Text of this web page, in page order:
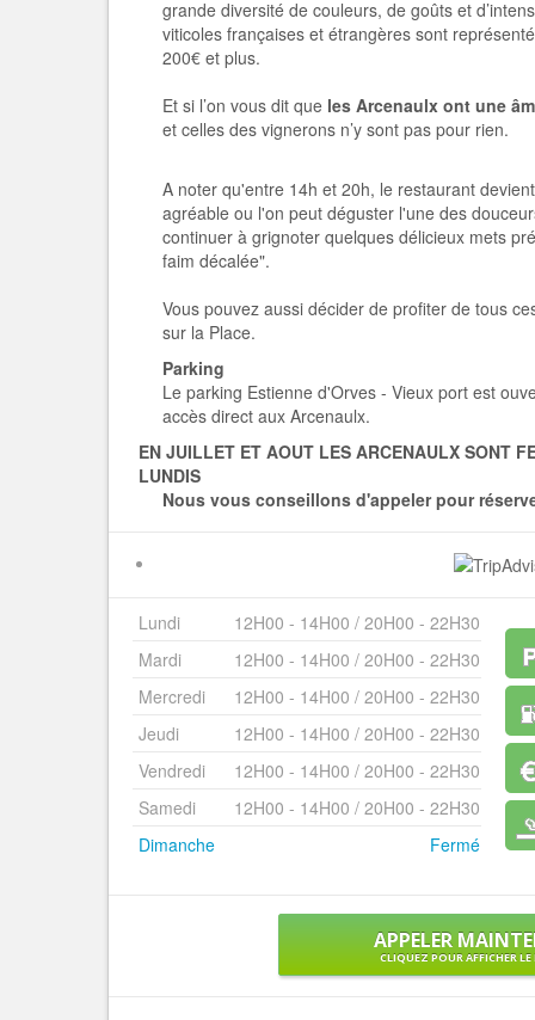
grande diversité de couleurs, de goûts et
viticoles françaises et étrangères sont
200€ et plus.
Et si l’on vous dit que les Arcenaulx ont une
et celles des vignerons n’y sont pas pour rien.
A noter qu'entre 14h et 20h, le restaurant
agréable ou l'on peut déguster l'une des
continuer à grignoter quelques délicieux mets
faim décalée".
Vous pouvez aussi décider de profiter de tous
sur la Place.
Parking
Le parking Estienne d'Orves - Vieux port est
accès direct aux Arcenaulx.
EN JUILLET ET AOUT LES ARCENAULX SONT
LUNDIS
Nous vous conseillons d'appeler pour
Lundi
12H00 - 14H00 / 20H00 - 22H30
Mardi
12H00 - 14H00 / 20H00 - 22H30
Mercredi
12H00 - 14H00 / 20H00 - 22H30
Jeudi
12H00 - 14H00 / 20H00 - 22H30
Vendredi
12H00 - 14H00 / 20H00 - 22H30
Samedi
12H00 - 14H00 / 20H00 - 22H30
Dimanche
Fermé
APPELER
CLIQUEZ POUR AFFICHER